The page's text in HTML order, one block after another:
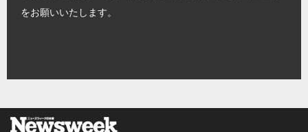
をお願いいたします。